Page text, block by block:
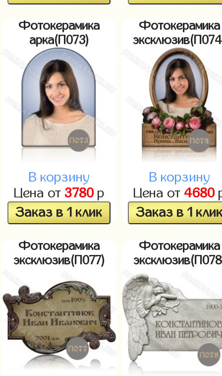
Фотокерамика
арка(П073)
В корзину
Цена от 3780р
Заказ в 1 клик
Фотокерамика
В корзину
Цена от 4680
Заказ в 1
Фотокерамика
эксклюзив(П077)
Фотокерамика